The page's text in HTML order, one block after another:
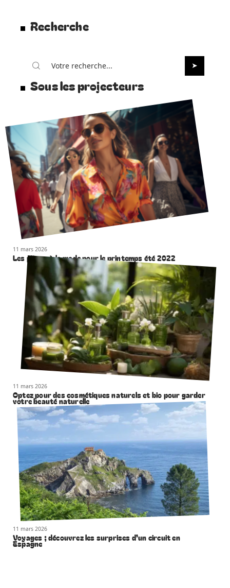
Recherche
Sous les projecteurs
11 mars 2026
Les pièces à la mode pour le printemps été 2022
11 mars 2026
Optez pour des cosmétiques naturels et bio pour garder
votre beauté naturelle
11 mars 2026
Voyages ; découvrez les surprises d’un circuit en
Espagne